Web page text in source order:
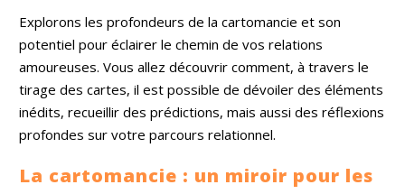
Explorons les profondeurs de la cartomancie et son
potentiel pour éclairer le chemin de vos relations
amoureuses. Vous allez découvrir comment, à travers le
tirage des cartes, il est possible de dévoiler des éléments
inédits, recueillir des prédictions, mais aussi des réflexions
profondes sur votre parcours relationnel.
La cartomancie : un miroir pour les